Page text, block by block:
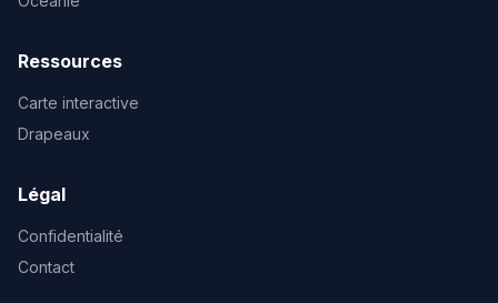
Ressources
Carte interactive
Drapeaux
Légal
Confidentialité
Contact